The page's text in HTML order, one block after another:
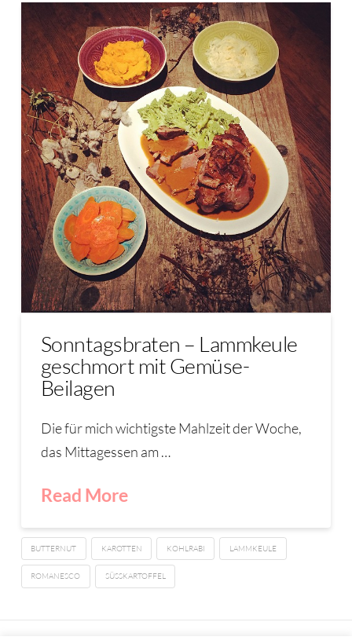
Sonntagsbraten – Lammkeule
geschmort mit Gemüse-
Beilagen
Die für mich wichtigste Mahlzeit der Woche,
das Mittagessen am …
Read More
BUTTERNUT KAROTTEN KOHLRABI LAMMKEULE
ROMANESCO SÜSSKARTOFFEL